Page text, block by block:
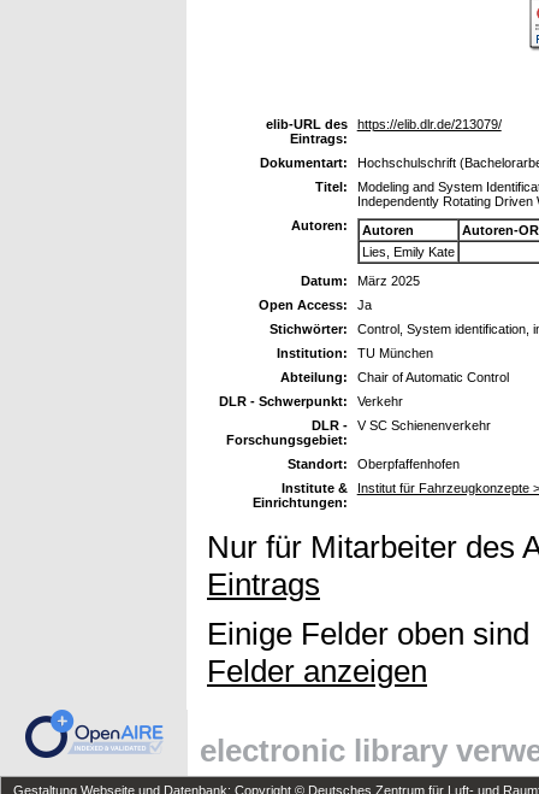
elib-URL des
Eintrags:
https://elib.dlr.de/213079/
Dokumentart:
Hochschulschrift
Titel:
Modeling and System
Independently Rotating
Autoren:
Autoren
Autoren-
Lies, Emily Kate
Datum:
März 2025
Open Access:
Ja
Stichwörter:
Control, System identification,
Institution:
TU München
Abteilung:
Chair of Automatic Control
DLR - Schwerpunkt:
Verkehr
DLR -
Forschungsgebiet:
V SC Schienenverkehr
Standort:
Oberpfaffenhofen
Institute &
Einrichtungen:
Institut für Fahrzeugkonzepte
Nur für Mitarbeiter des
Eintrags
Einige Felder oben
Felder anzeigen
electronic library
Gestaltung Webseite und Datenbank: Copyright © Deutsches Zentrum für Luft- und